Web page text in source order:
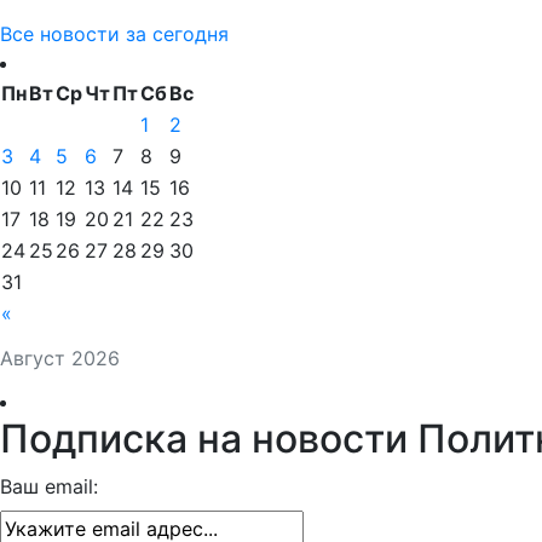
Все новости за сегодня
Август 2026
ПнВтСрЧтПтСбВс
«
1
2
3
4 5 6 7 8
9
10 11 12 13 14 15 16
17 18 19 20 21 22 23
24 25 26 27 28 29 30
31
Подписка на новости
Ваш email: